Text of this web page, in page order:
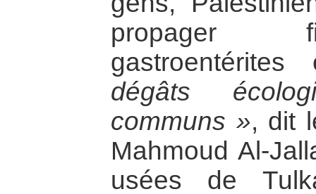
propager
dégâts
communs », dit
Mahmoud Al-
usées de